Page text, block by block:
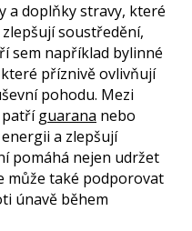
doplňky stravy, které
soustředění,
sem například bylinné
příznivě ovlivňují
pohodu. Mezi
guarana nebo
a zlepšují
pomáhá nejen udržet
může také podporovat
únavě během